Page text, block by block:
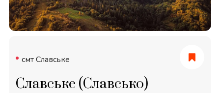
смт Славське
Славське (Славсько)